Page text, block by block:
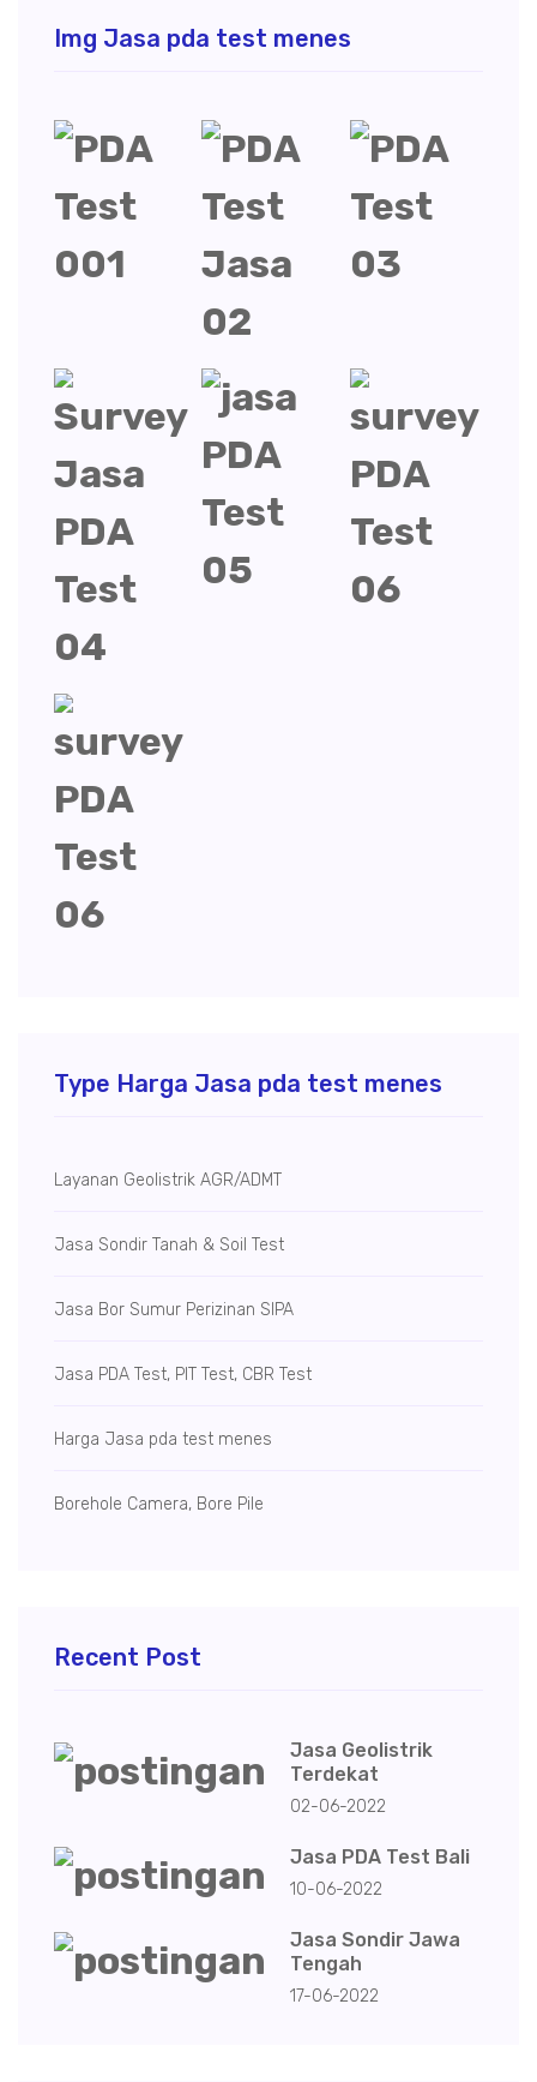
Img Jasa pda test menes
Type Harga Jasa pda test menes
Layanan Geolistrik AGR/ADMT
Jasa Sondir Tanah & Soil Test
Jasa Bor Sumur Perizinan SIPA
Jasa PDA Test, PIT Test, CBR Test
Harga Jasa pda test menes
Borehole Camera, Bore Pile
Recent Post
Jasa Geolistrik
Terdekat
02-06-2022
Jasa PDA Test Bali
10-06-2022
Jasa Sondir Jawa
Tengah
17-06-2022